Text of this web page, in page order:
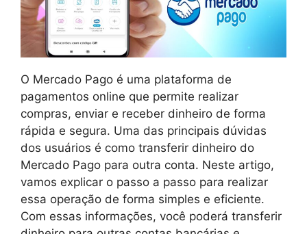
O Mercado Pago é uma plataforma de
pagamentos online que permite realizar
compras, enviar e receber dinheiro de forma
rápida e segura. Uma das principais dúvidas
dos usuários é como transferir dinheiro do
Mercado Pago para outra conta. Neste artigo,
vamos explicar o passo a passo para realizar
essa operação de forma simples e eficiente.
Com essas informações, você poderá transferir